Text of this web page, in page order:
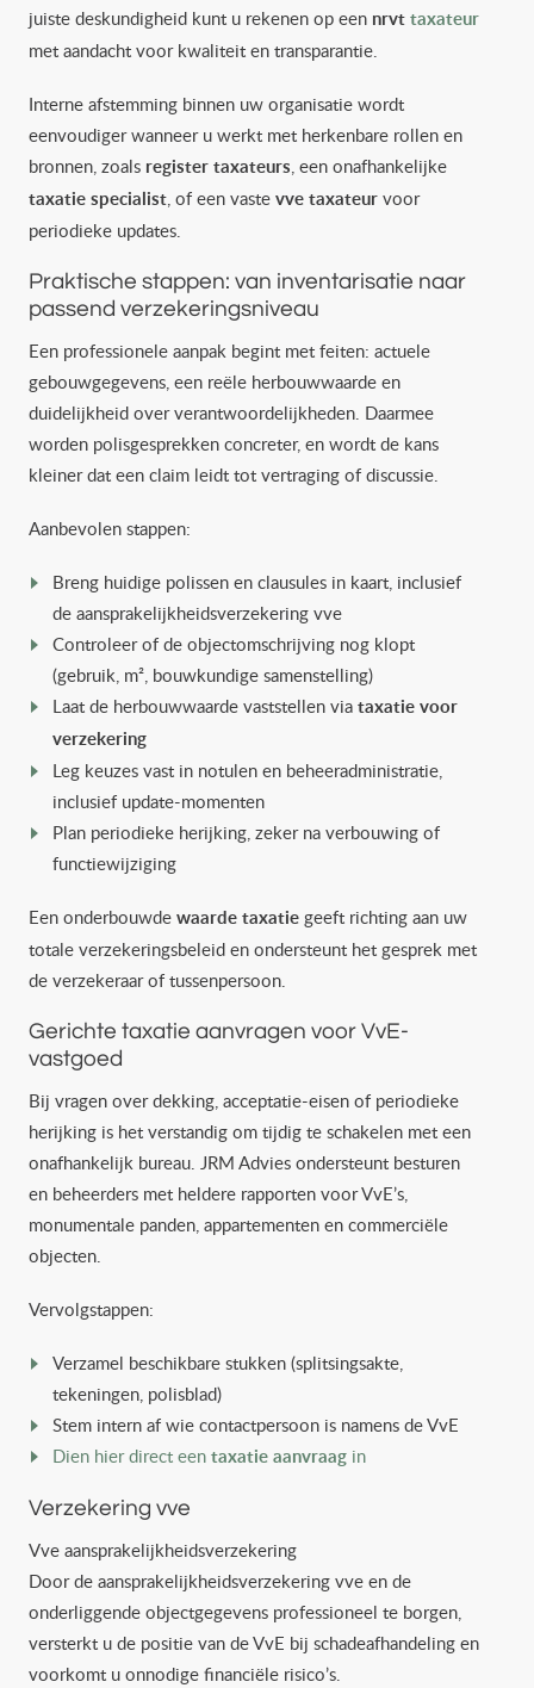
juiste deskundigheid kunt u rekenen op een nrvttaxateur
met aandacht voor kwaliteit en transparantie.
Interne afstemming binnen uw organisatie wordt
eenvoudiger wanneer u werkt met herkenbare rollen en
bronnen, zoals register taxateurs , een onafhankelijke
taxatie specialist , of een vaste vve taxateur voor
periodieke updates.
Praktische stappen: van inventarisatie naar
passend verzekeringsniveau
Een professionele aanpak begint met feiten: actuele
gebouwgegevens, een reële herbouwwaarde en
duidelijkheid over verantwoordelijkheden. Daarmee
worden polisgesprekken concreter, en wordt de kans
kleiner dat een claim leidt tot vertraging of discussie.
Aanbevolen stappen:
Breng huidige polissen en clausules in kaart, inclusief
de aansprakelijkheidsverzekering vve
Controleer of de objectomschrijving nog klopt
(gebruik, m², bouwkundige samenstelling)
Laat de herbouwwaarde vaststellen via taxatie voor
verzekering
Leg keuzes vast in notulen en beheeradministratie,
inclusief update-momenten
Plan periodieke herijking, zeker na verbouwing of
functiewijziging
Een onderbouwde waarde taxatie geeft richting aan uw
totale verzekeringsbeleid en ondersteunt het gesprek met
de verzekeraar of tussenpersoon.
Gerichte taxatie aanvragen voor VvE-
vastgoed
Bij vragen over dekking, acceptatie-eisen of periodieke
herijking is het verstandig om tijdig te schakelen met een
onafhankelijk bureau. JRM Advies ondersteunt besturen
en beheerders met heldere rapporten voor VvE’s,
monumentale panden, appartementen en commerciële
objecten.
Vervolgstappen:
Verzamel beschikbare stukken (splitsingsakte,
tekeningen, polisblad)
Stem intern af wie contactpersoon is namens de VvE
Dien hier direct een taxatie aanvraag in
Verzekering vve
Vve aansprakelijkheidsverzekering
Door de aansprakelijkheidsverzekering vve en de
onderliggende objectgegevens professioneel te borgen,
versterkt u de positie van de VvE bij schadeafhandeling en
voorkomt u onnodige financiële risico’s.